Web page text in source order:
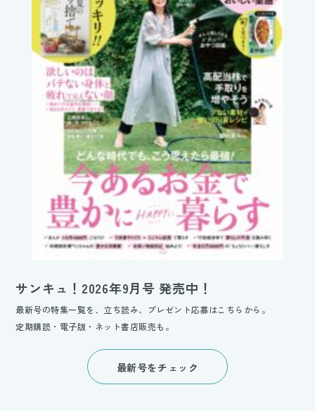
サンキュ！2026年9月号 発売中！
最新号の特集一覧を、立ち読み、プレゼント応募はこちらから。
定期購読・電子版・ネット書店販売も。
最新号をチェック